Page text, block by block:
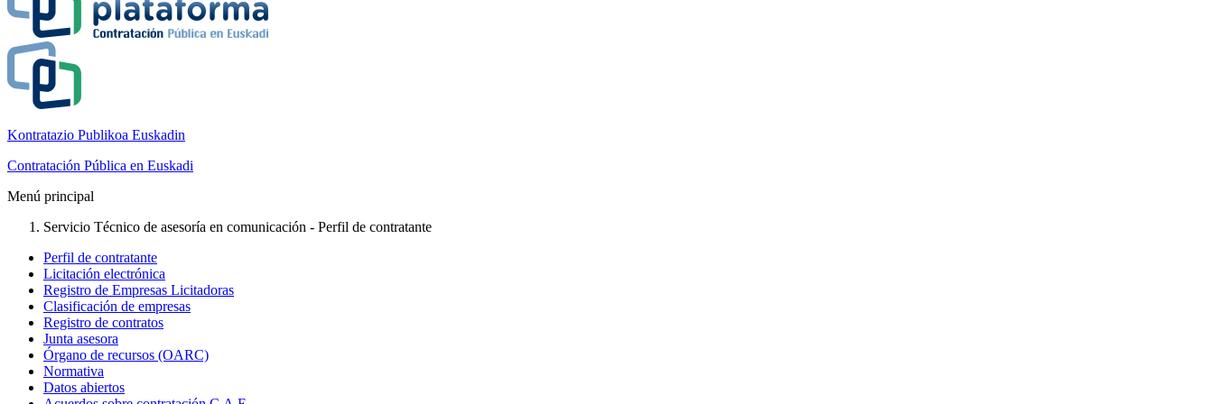
Kontratazio Publikoa Euskadin
Contratación Pública en Euskadi
Menú principal
Servicio Técnico de asesoría en comunicación - Perfil de contratante
Perfil de contratante
Licitación electrónica
Registro de Empresas Licitadoras
Clasificación de empresas
Registro de contratos
Junta asesora
Órgano de recursos (OARC)
Normativa
Datos abiertos